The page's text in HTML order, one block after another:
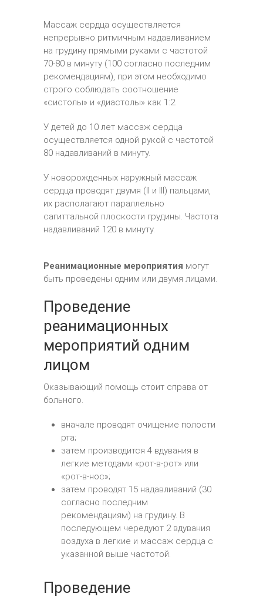
Массаж сердца осуществляется
непрерывно ритмичным надавливанием
на грудину прямыми руками с частотой
70-80 в минуту (100 согласно последним
рекомендациям), при этом необходимо
строго соблюдать соотношение
«систолы» и «диастолы» как 1:2.
У детей до 10 лет массаж сердца
осуществляется одной рукой с частотой
80 надавливаний в минуту.
У новорожденных наружный массаж
сердца проводят двумя (II и III) пальцами,
их располагают параллельно
сагиттальной плоскости грудины. Частота
надавливаний 120 в минуту.
Реанимационные мероприятия могут
быть проведены одним или двумя лицами.
Проведение
реанимационных
мероприятий одним
лицом
Оказывающий помощь стоит справа от
больного.
вначале проводят очищение полости
рта;
затем производится 4 вдувания в
легкие методами «рот-в-рот» или
«рот-в-нос»;
затем проводят 15 надавливаний (30
согласно последним
рекомендациям) на грудину. В
последующем чередуют 2 вдувания
воздуха в легкие и массаж сердца с
указанной выше частотой.
Проведение